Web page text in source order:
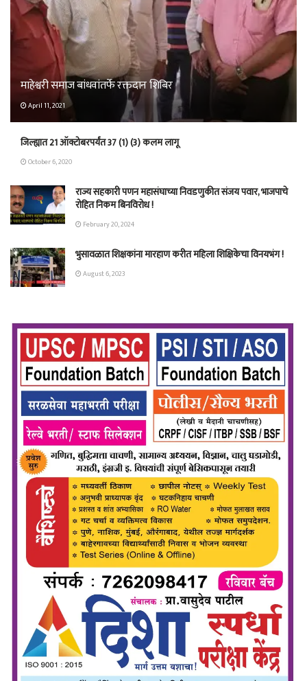
माहेश्वरी समाज बांधवांतर्फे रक्तदान शिबिर
April 11, 2021
जिल्ह्यात 21 ऑक्टोबरपर्यंत 37 (1) (3) कलम लागू
October 6, 2020
राज्य सहकारी पणन महासंघाच्या निवडणुकीत संजय पवार, भाजपाचे
रोहित निकम बिनविरोध !
February 20, 2024
भुसावळात शिक्षकांना मारहाण करीत महिला शिक्षिकेचा विनयभंग !
August 6, 2023